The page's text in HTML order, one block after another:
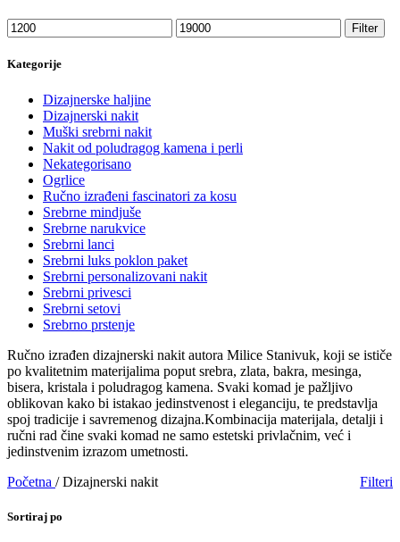
Minimalna
cena
Maksimalna
cena
Filter
Kategorije
Dizajnerske haljine
Dizajnerski nakit
Muški srebrni nakit
Nakit od poludragog kamena i perli
Nekategorisano
Ogrlice
Ručno izrađeni fascinatori za kosu
Srebrne mindjuše
Srebrne narukvice
Srebrni lanci
Srebrni luks poklon paket
Srebrni personalizovani nakit
Srebrni privesci
Srebrni setovi
Srebrno prstenje
Ručno izrađen dizajnerski nakit autora Milice Stanivuk, koji se ističe
po kvalitetnim materijalima poput srebra, zlata, bakra, mesinga,
bisera, kristala i poludragog kamena. Svaki komad je pažljivo
oblikovan kako bi istakao jedinstvenost i eleganciju, te predstavlja
spoj tradicije i savremenog dizajna.Kombinacija materijala, detalji i
ručni rad čine svaki komad ne samo estetski privlačnim, već i
jedinstvenim izrazom umetnosti.
Početna / Dizajnerski nakit Filteri
Sortiraj po